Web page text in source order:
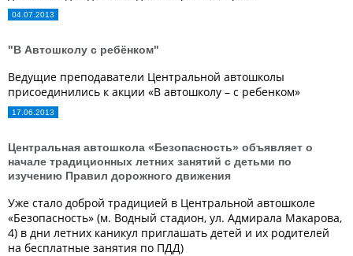
04.07.2013
"В Автошколу с ребёнком"
Ведущие преподаватели Центральной автошколы
присоединились к акции «В автошколу – с ребенком»
17.06.2013
Центральная автошкола «Безопасность» объявляет о
начале традиционных летних занятий с детьми по
изучению Правил дорожного движения
Уже стало доброй традицией в Центральной автошколе
«Безопасность» (м. Водный стадион, ул. Адмирала Макарова,
4) в дни летних каникул приглашать детей и их родителей
на бесплатные занятия по ПДД)